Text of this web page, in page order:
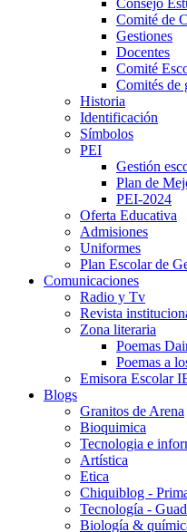
Comité de
Gestiones
Docentes
Comité
Comités de
Historia
Identificación
Símbolos
PEI
Gestión
Plan de
PEI-2024
Oferta Educativa
Admisiones
Uniformes
Plan Escolar de
Comunicaciones
Radio y Tv
Revista
Zona literaria
Poemas
Poemas a
Emisora Escolar
Blogs
Granitos de Arena
Bioquimica
Tecnologia e
Artística
Etica
Chiquiblog -
Tecnología -
Biología &